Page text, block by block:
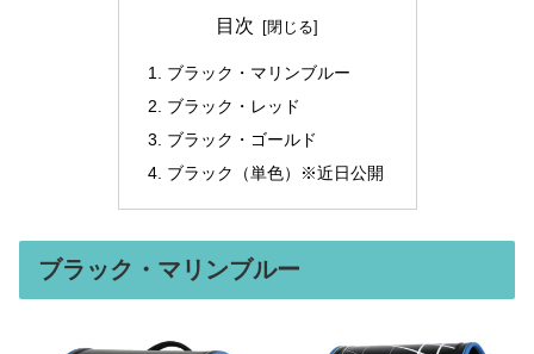
目次
ブラック・マリンブルー
ブラック・レッド
ブラック・ゴールド
ブラック（単色）※近日公開
ブラック・マリンブルー